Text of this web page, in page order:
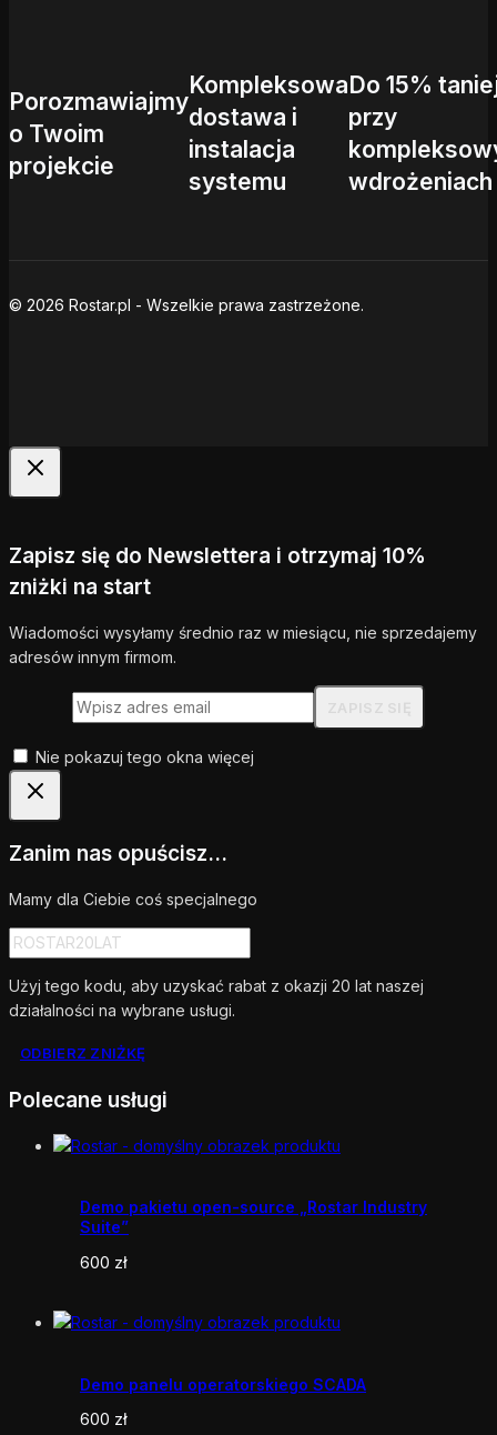
Porozmawiajmy
o Twoim
projekcie
Kompleksowa
dostawa i
instalacja
systemu
Do 15%
przy
wdrożeniach
© 2026 Rostar.pl - Wszelkie prawa zastrzeżone.
Zapisz się do Newslettera i otrzymaj 10%
zniżki na start
Wiadomości wysyłamy średnio raz w miesiącu, nie sprzedajemy
adresów innym firmom.
Nie pokazuj tego okna więcej
Zanim nas opuścisz...
Mamy dla Ciebie coś specjalnego
Użyj tego kodu, aby uzyskać rabat z okazji 20 lat naszej
działalności na wybrane usługi.
ODBIERZ ZNIŻKĘ
Polecane usługi
Demo pakietu open-source „Rostar Industry
Suite”
600 zł
Demo panelu operatorskiego SCADA
600 zł